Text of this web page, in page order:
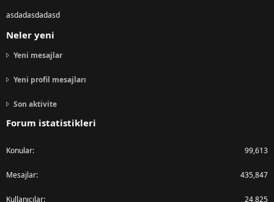
asdadasdadasd
Neler yeni
Yeni mesajlar
Yeni profil mesajları
Son aktivite
Forum istatistikleri
Konular 99,613
Mesajlar 435,847
Kullanıcılar 24,825